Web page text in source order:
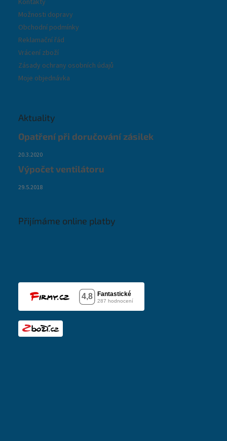
Kontakty
Možnosti dopravy
Obchodní podmínky
Reklamační řád
Vrácení zboží
Zásady ochrany osobních údajů
Moje objednávka
Aktuality
Opatření při doručování zásilek
20.3.2020
Výpočet ventilátoru
29.5.2018
Přijímáme online platby